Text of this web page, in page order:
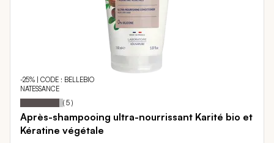
-25% | CODE : BELLEBIO
NATESSANCE
Notation: 92
% of
( 5 )
Après-shampooing ultra-nourrissant Karité bio et
Kératine végétale